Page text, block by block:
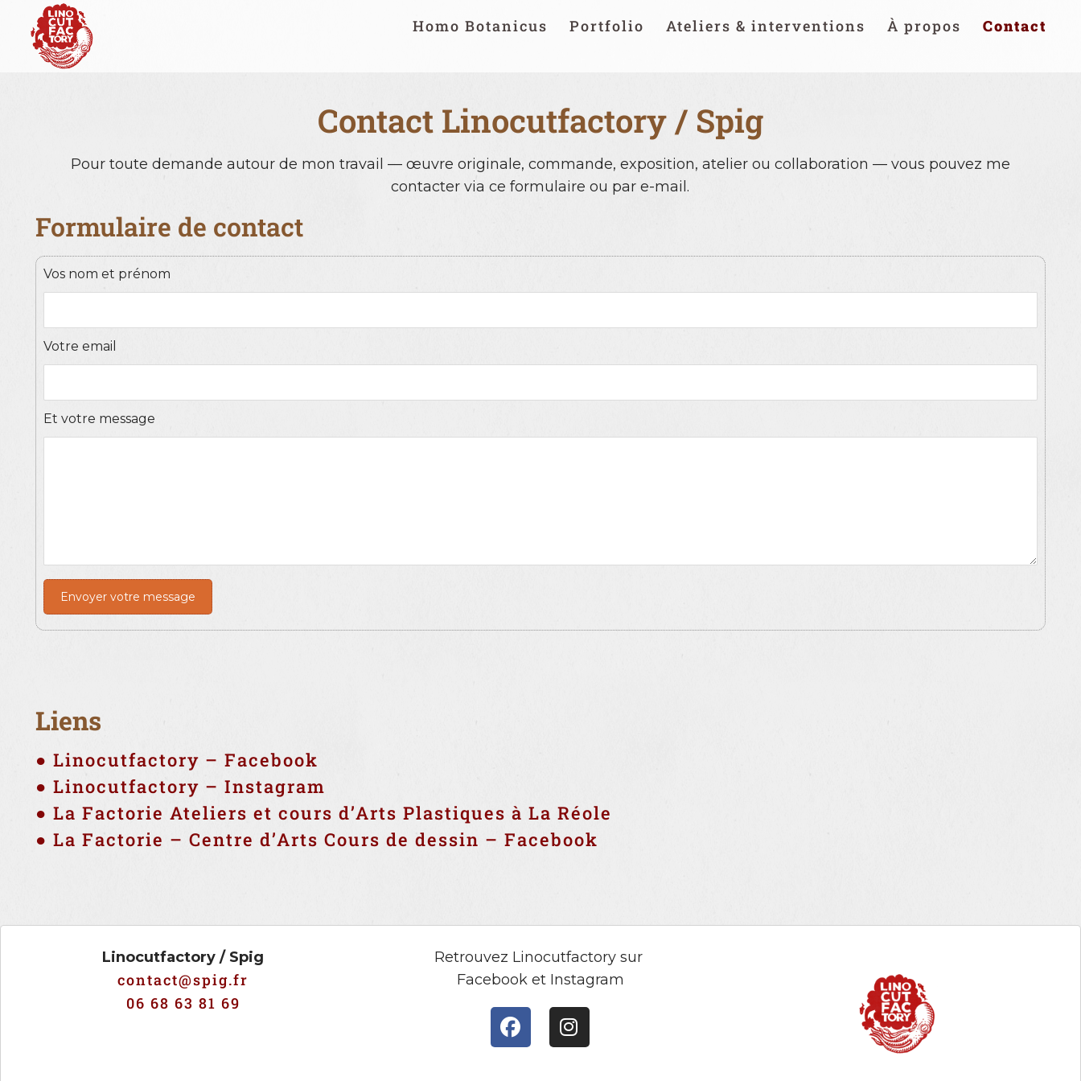
Homo Botanicus Portfolio Ateliers & interventions À propos Contact
Contact Linocutfactory / Spig
Pour toute demande autour de mon travail — œuvre originale, commande, exposition, atelier ou collaboration — vous pouvez me
contacter via ce formulaire ou par e-mail.
Formulaire de contact
Vos nom et prénom
Votre email
Et votre message
Envoyer votre message
Liens
● Linocutfactory – Facebook
● Linocutfactory – Instagram
● La Factorie Ateliers et cours d’Arts Plastiques à La Réole
● La Factorie – Centre d’Arts Cours de dessin – Facebook
Linocutfactory / Spig
contact@spig.fr
06 68 63 81 69
Retrouvez Linocutfactory sur
Facebook et Instagram